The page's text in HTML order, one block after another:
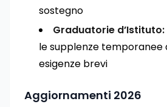
sostegno
Graduatorie d’Istituto:
le supplenze temporanee
esigenze brevi
Aggiornamenti 2026